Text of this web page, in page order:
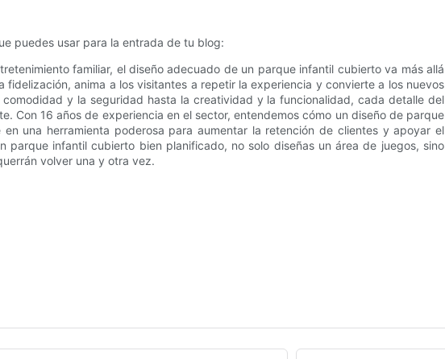
puedes usar para la entrada de tu blog:
familiar, el diseño adecuado de un parque infantil cubierto va más allá
anima a los visitantes a repetir la experiencia y convierte a los nuevos
y la seguridad hasta la creatividad y la funcionalidad, cada detalle del
Con 16 años de experiencia en el sector, entendemos cómo un diseño de parque
una herramienta poderosa para aumentar la retención de clientes y apoyar el
parque infantil cubierto bien planificado, no solo diseñas un área de juegos, sino
volver una y otra vez.